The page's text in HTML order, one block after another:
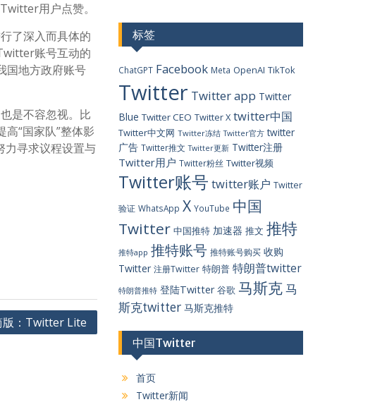
用户点赞。
了深入而具体的
账号互动的
国地方政府账号
是不容忽视。比
“国家队”整体影
寻求议程设置与
：Twitter Lite
标签
ChatGPT Facebook Meta OpenAI TikTok
Twitter Twitter app Twitter
Blue Twitter CEO Twitter X twitter中国
Twitter中文网 Twitter冻结 Twitter官方 twitter
广告 Twitter推文 Twitter更新 Twitter注册
Twitter用户 Twitter粉丝 Twitter视频
Twitter账号 twitter账户 Twitter
验证 WhatsApp X YouTube 中国
Twitter 中国推特 加速器 推文 推特
推特app 推特账号 推特账号购买 收购
Twitter 注册Twitter 特朗普 特朗普twitter
特朗普推特 登陆Twitter 谷歌 马斯克马
斯克twitter 马斯克推特
中国Twitter
首页
Twitter新闻